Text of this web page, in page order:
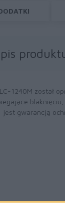
1240M został
jest gwarancją